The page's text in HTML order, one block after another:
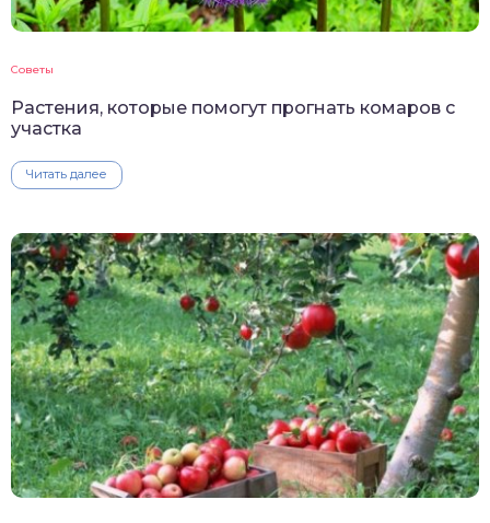
Советы
Растения, которые помогут прогнать комаров с
участка
Читать далее